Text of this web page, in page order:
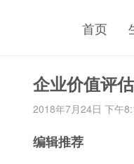
首页
企业价值评
2018年7月24日 下午
编辑推荐